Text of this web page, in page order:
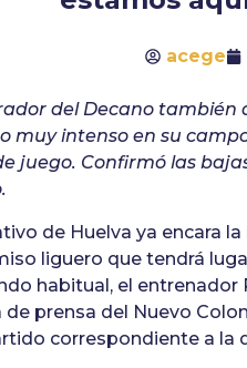
acege
del Decano también
muy intenso en su
juego. Confirmó las
de Huelva ya encara
liguero que tendrá
habitual, el
de prensa del Nuevo
correspondiente a la